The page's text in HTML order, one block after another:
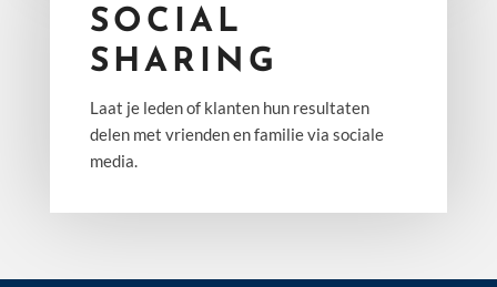
SOCIAL
SHARING
Laat je leden of klanten hun resultaten
delen met vrienden en familie via sociale
media.